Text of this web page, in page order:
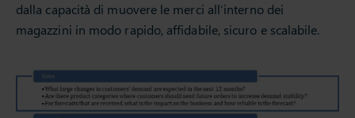
dalla capacità di muovere le merci all’interno dei
magazzini in modo rapido, affidabile, sicuro e scalabile.